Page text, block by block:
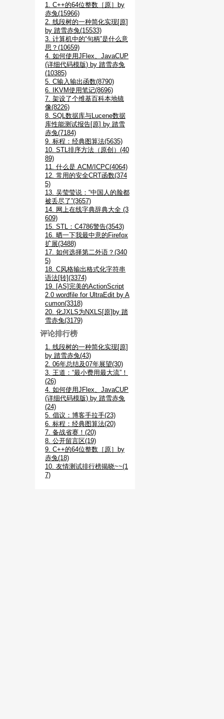
1. C++的64位整数［原］by
赤兔(15966)
2. 线段树的一种简化实现[原]
by 踏雪赤兔(15533)
3. 计算机中的“句柄”是什么意
思？(10659)
4. 如何使用JFlex、JavaCUP
(详细代码模版) by 踏雪赤兔
(10385)
5. C输入输出函数(8790)
6. IKVM使用笔记(8696)
7. 架设了个维基百科本地镜
像(8226)
8. SQL数据库与Lucene数据
库性能测试报告[原] by 踏雪
赤兔(7184)
9. 标程：经典图算法(5635)
10. STL排序方法（原创）(40
89)
11. 什么是 ACM/ICPC(4064)
12. 常用的安全CRT函数(374
5)
13. 吴莹莹说：“中国人的脸都
被丢尽了”(3657)
14. 网上在线字典辞典大全 (3
609)
15. STL：C4786警告(3543)
16. 晒一下我最中意的Firefox
扩展(3488)
17. 如何选择第二外语？(340
5)
18. C风格输出格式化字符串
语法[转](3374)
19. [AS]完美的ActionScript
2.0 wordfile for UltraEdit by A
cumon(3318)
20. 化JXLS为NXLS[原]by 踏
雪赤兔(3179)
评论排行榜
1. 线段树的一种简化实现[原]
by 踏雪赤兔(43)
2. 06年总结及07年展望(30)
3. 王道：“最小费用最大流”！
(26)
4. 如何使用JFlex、JavaCUP
(详细代码模版) by 踏雪赤兔
(24)
5. 倡议：博客手拉手(23)
6. 标程：经典图算法(20)
7. 备战省赛！(20)
8. 公开留言区(19)
9. C++的64位整数［原］by
赤兔(18)
10. 友情测试排行榜揭晓~~(1
7)